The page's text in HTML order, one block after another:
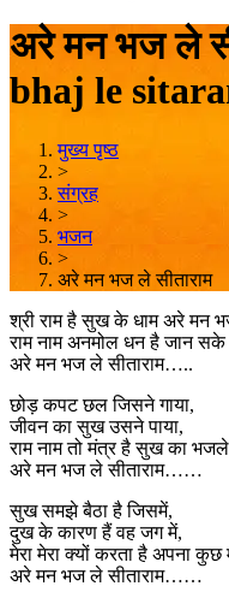
अरे मन भज ले
bhaj le
मुख्य पृष्ठ
>
संग्रह
>
भजन
>
अरे मन भज ले सीताराम
श्री राम है सुख के धाम अरे मन
राम नाम अनमोल धन है जान सके
अरे मन भज ले सीताराम…..
छोड़ कपट छल जिसने गाया,
जीवन का सुख उसने पाया,
राम नाम तो मंत्र है सुख का
अरे मन भज ले सीताराम……
सुख समझे बैठा है जिसमें,
दुख के कारण हैं वह जग में,
मेरा मेरा क्यों करता है अपना कुछ
अरे मन भज ले सीताराम……